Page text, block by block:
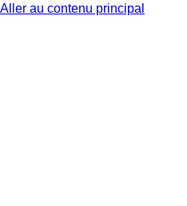
Aller au contenu principal